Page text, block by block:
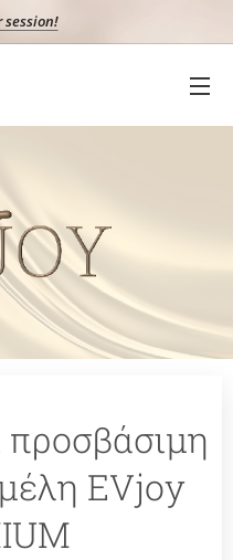
session!
προσβάσιμη
EVjoy